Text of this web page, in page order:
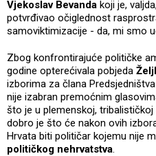
Vjekoslav Bevanda koji je,
potvrđivao očiglednost
samoviktimizacije - da, mi smo
Zbog konfrontirajuće političke
godine opterećivala pobjeda
izborima za člana
nije izabran premoćnim
što je u plemenskoj, tribalističkoj
dobro je što će nakon ovih
Hrvata biti političar kojemu nije
političkog nehrvatstva.